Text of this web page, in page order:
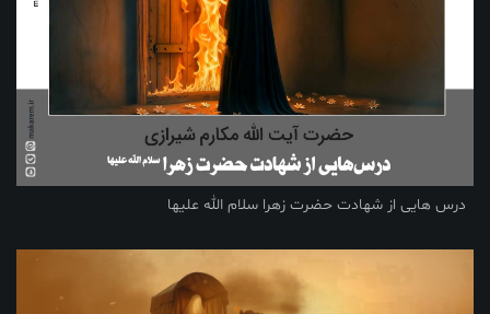
درس هایی از شهادت حضرت زهرا سلام الله علیها